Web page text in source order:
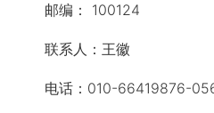
邮编： 100124
联系人：王徽
电话：010-66419876-